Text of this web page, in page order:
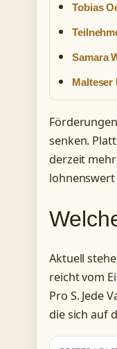
Tobias
Samara
Malteser
senken.
derzeit
Aktuell
reicht vom
Pro S. Jede
die sich auf